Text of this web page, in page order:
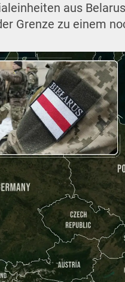
aus
Grenze zu einem